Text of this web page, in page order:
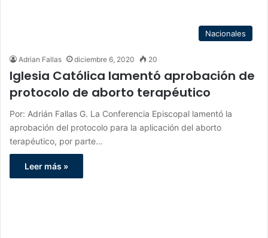
Nacionales
Adrian Fallas diciembre 6, 2020 20
Iglesia Católica lamentó aprobación de
protocolo de aborto terapéutico
Por: Adrián Fallas G. La Conferencia Episcopal lamentó la
aprobación del protocolo para la aplicación del aborto
terapéutico, por parte…
Leer más »